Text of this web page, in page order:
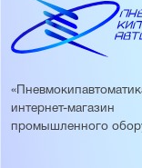
интернет-магазин
промышленного